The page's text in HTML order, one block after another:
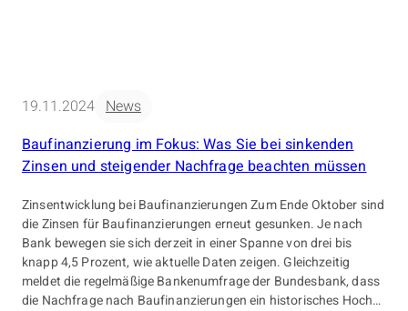
19.11.2024 News
Baufinanzierung im Fokus: Was Sie bei sinkenden
Zinsen und steigender Nachfrage beachten müssen
Zinsentwicklung bei Baufinanzierungen Zum Ende Oktober sind
die Zinsen für Baufinanzierungen erneut gesunken. Je nach
Bank bewegen sie sich derzeit in einer Spanne von drei bis
knapp 4,5 Prozent, wie aktuelle Daten zeigen. Gleichzeitig
meldet die regelmäßige Bankenumfrage der Bundesbank, dass
die Nachfrage nach Baufinanzierungen ein historisches Hoch